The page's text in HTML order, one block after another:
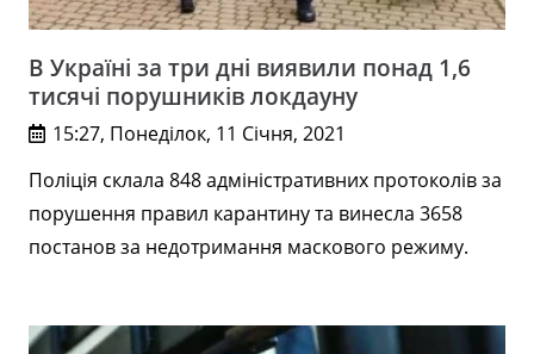
В Україні за три дні виявили понад 1,6
тисячі порушників локдауну
15:27, Понеділок, 11 Січня, 2021
Поліція склала 848 адміністративних протоколів за
порушення правил карантину та винесла 3658
постанов за недотримання маскового режиму.